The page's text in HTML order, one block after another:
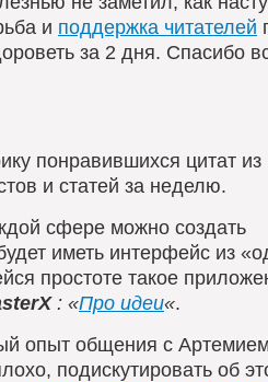
и поддержка читателей
за 2 дня. Спасибо
понравившихся цитат из
и статей за неделю.
сфере можно создать
иметь интерфейс из
простоте такое
: «Про идеи«.
опыт общения с
подискутировать об